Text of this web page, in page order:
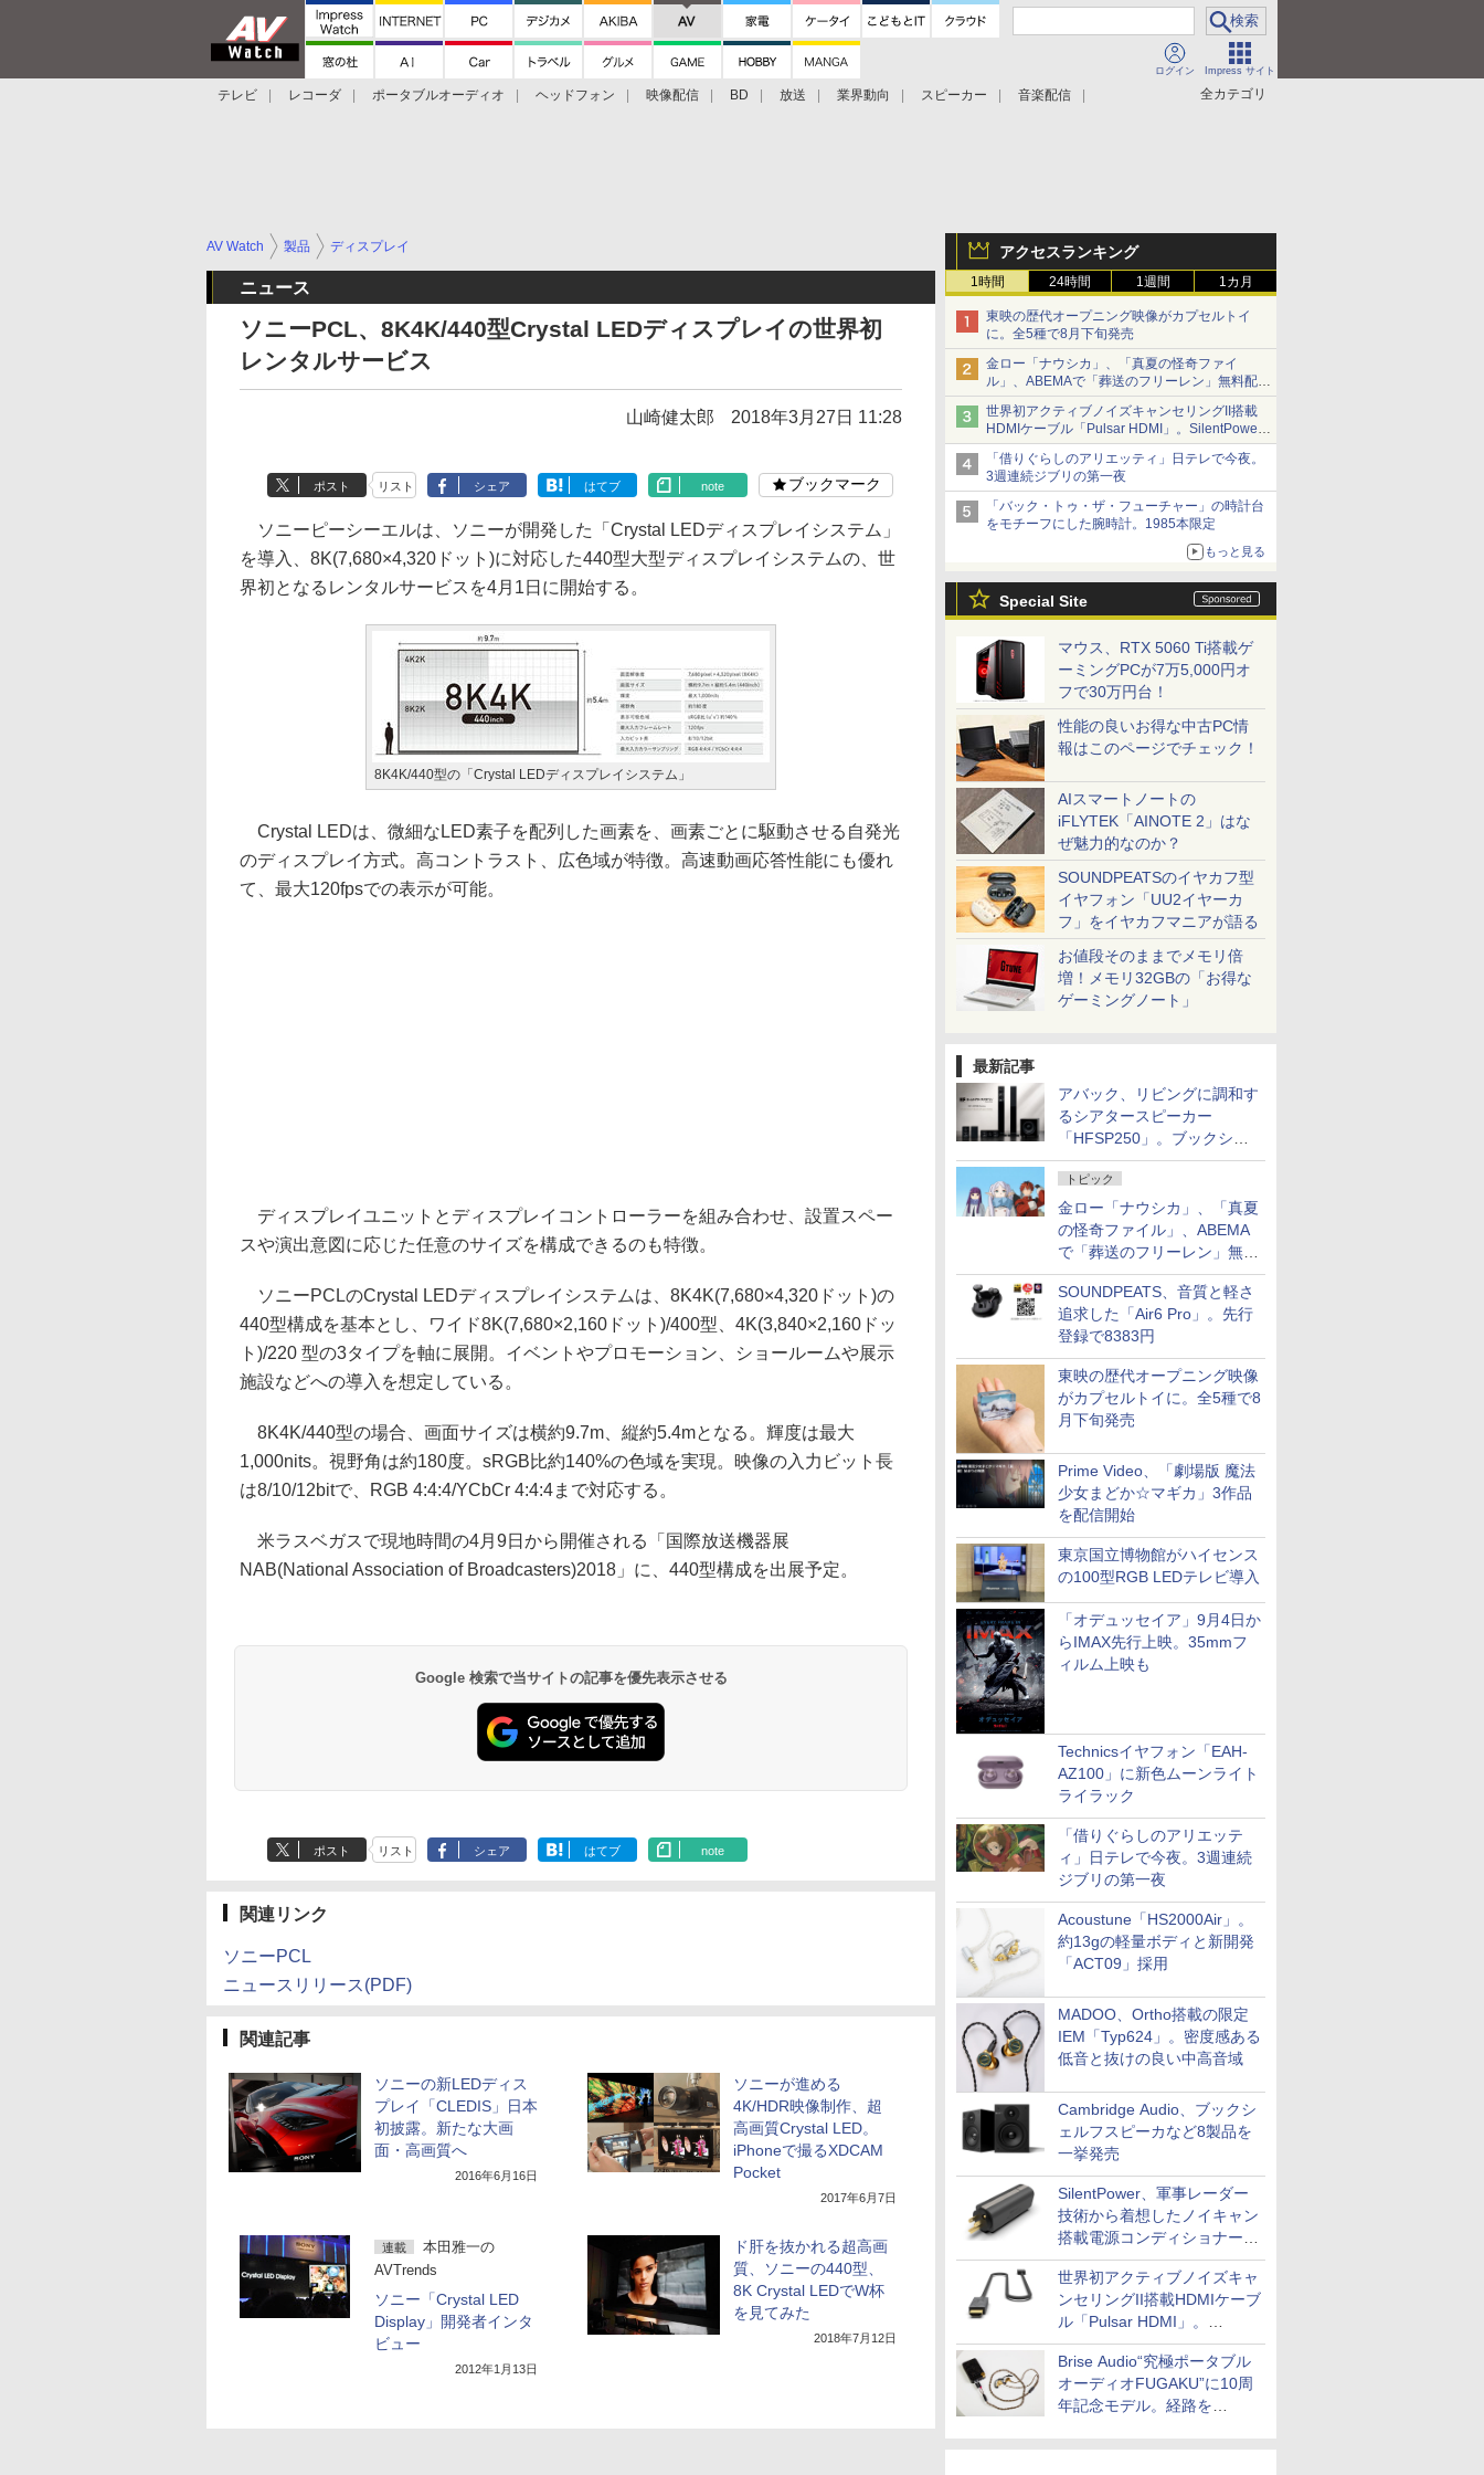
ログイン Impress サイト
全カテゴリ
テレビ レコーダ ポータブルオーディオ ヘッドフォン 映像配信 BD 放送 業界動向 スピーカー
音楽配信
アクセスランキング
1時間 24時間 1週間 1カ月
東映の歴代オープニング映像がカプセルトイ
に。全5種で8月下旬発売
金ロー「ナウシカ」、「真夏の怪奇ファイ
ル」、ABEMAで「葬送のフリーレン」無料配信
など。夏の特番・配信情報
世界初アクティブノイズキャンセリングII搭載
HDMIケーブル「Pulsar HDMI」。SilentPower
から
「借りぐらしのアリエッティ」日テレで今夜。
3週連続ジブリの第一夜
「バック・トゥ・ザ・フューチャー」の時計台
をモチーフにした腕時計。1985本限定
もっと見る
Special Site
マウス、RTX 5060 Ti搭載ゲ
ーミングPCが7万5,000円オ
フで30万円台！
性能の良いお得な中古PC情
報はこのページでチェック！
AIスマートノートの
iFLYTEK「AINOTE 2」はな
ぜ魅力的なのか？
SOUNDPEATSのイヤカフ型
イヤフォン「UU2イヤーカ
フ」をイヤカフマニアが語る
お値段そのままでメモリ倍
増！メモリ32GBの「お得な
ゲーミングノート」
最新記事
アバック、リビングに調和す
るシアタースピーカー
「HFSP250」。ブックシェ
ルフはペア3万円以下
トピック
金ロー「ナウシカ」、「真夏
の怪奇ファイル」、ABEMA
で「葬送のフリーレン」無料
配信など。夏の特番・配信情
報
SOUNDPEATS、音質と軽さ
追求した「Air6 Pro」。先行
登録で8383円
東映の歴代オープニング映像
がカプセルトイに。全5種で8
月下旬発売
Prime Video、「劇場版 魔法
少女まどか☆マギカ」3作品
を配信開始
東京国立博物館がハイセンス
の100型RGB LEDテレビ導入
「オデュッセイア」9月4日か
らIMAX先行上映。35mmフ
ィルム上映も
Technicsイヤフォン「EAH-
AZ100」に新色ムーンライト
ライラック
「借りぐらしのアリエッテ
ィ」日テレで今夜。3週連続
ジブリの第一夜
Acoustune「HS2000Air」。
約13gの軽量ボディと新開発
「ACT09」採用
MADOO、Ortho搭載の限定
IEM「Typ624」。密度感ある
低音と抜けの良い中高音域
Cambridge Audio、ブックシ
ェルフスピーカなど8製品を
一挙発売
SilentPower、軍事レーダー
技術から着想したノイキャン
搭載電源コンディショナー
「AC iPurifier2」
世界初アクティブノイズキャ
ンセリングII搭載HDMIケーブ
ル「Pulsar HDMI」。
SilentPowerから
Brise Audio“究極ポータブル
オーディオFUGAKU”に10周
年記念モデル。経路を
AV Watch 製品 ディスプレイ
ニュース
ソニーPCL、8K4K/440型Crystal LEDディスプレイの世界初
レンタルサービス
山崎健太郎 2018年3月27日 11:28
ポスト リスト シェア はてブ note ブックマーク
ソニーピーシーエルは、ソニーが開発した「Crystal LEDディスプレイシステム」
を導入、8K(7,680×4,320ドット)に対応した440型大型ディスプレイシステムの、世
界初となるレンタルサービスを4月1日に開始する。
8K4K/440型の「Crystal LEDディスプレイシステム」
Crystal LEDは、微細なLED素子を配列した画素を、画素ごとに駆動させる自発光
のディスプレイ方式。高コントラスト、広色域が特徴。高速動画応答性能にも優れ
て、最大120fpsでの表示が可能。
ディスプレイユニットとディスプレイコントローラーを組み合わせ、設置スペー
スや演出意図に応じた任意のサイズを構成できるのも特徴。
ソニーPCLのCrystal LEDディスプレイシステムは、8K4K(7,680×4,320ドット)の
440型構成を基本とし、ワイド8K(7,680×2,160ドット)/400型、4K(3,840×2,160ドッ
ト)/220 型の3タイプを軸に展開。イベントやプロモーション、ショールームや展示
施設などへの導入を想定している。
8K4K/440型の場合、画面サイズは横約9.7m、縦約5.4mとなる。輝度は最大
1,000nits。視野角は約180度。sRGB比約140%の色域を実現。映像の入力ビット長
は8/10/12bitで、RGB 4:4:4/YCbCr 4:4:4まで対応する。
米ラスベガスで現地時間の4月9日から開催される「国際放送機器展
NAB(National Association of Broadcasters)2018」に、440型構成を出展予定。
Google 検索で当サイトの記事を優先表示させる
ポスト リスト シェア はてブ note
関連リンク
ソニーPCL
ニュースリリース(PDF)
関連記事
ソニーの新LEDディス
プレイ「CLEDIS」日本
初披露。新たな大画
面・高画質へ
2016年6月16日
ソニーが進める
4K/HDR映像制作、超
高画質Crystal LED。
iPhoneで撮るXDCAM
Pocket
2017年6月7日
連載
本田雅一の
AVTrends
ソニー「Crystal LED
Display」開発者インタ
ビュー
2012年1月13日
ド肝を抜かれる超高画
質、ソニーの440型、
8K Crystal LEDでW杯
を見てみた
2018年7月12日